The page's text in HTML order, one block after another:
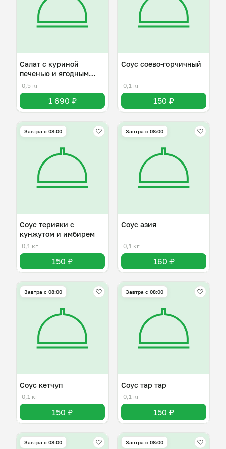
Салат с куриной
печенью и ягодным
вареньем
0,5 кг
1 690 ₽
Соус соево-горчичный
0,1 кг
150 ₽
Завтра c 08:00
Соус терияки с
кунжутом и имбирем
0,1 кг
150 ₽
Завтра c 08:00
Соус азия
0,1 кг
160 ₽
Завтра c 08:00
Соус кетчуп
0,1 кг
150 ₽
Завтра c 08:00
Соус тар тар
0,1 кг
150 ₽
Завтра c 08:00 Завтра c 08:00